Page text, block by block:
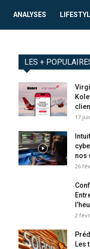
ANALYSES
LES +
17
nos
26
2
Les